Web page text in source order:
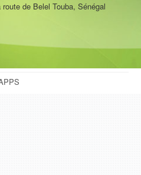
de Belel Touba, Sénégal